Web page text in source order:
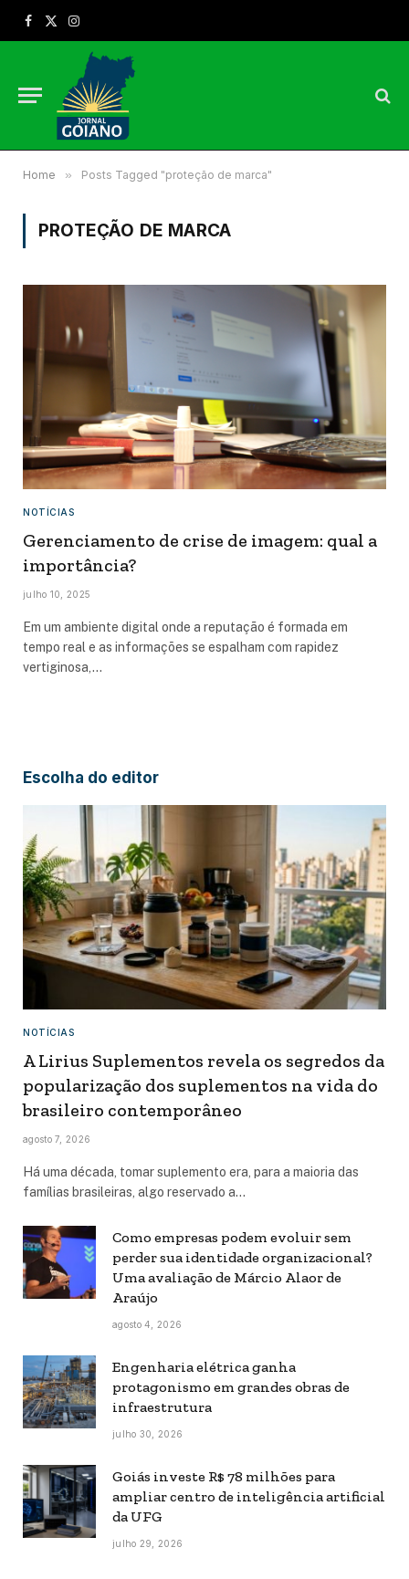
Facebook
X
Instagram
Home » Posts Tagged "proteção de marca"
PROTEÇÃO DE MARCA
NOTÍCIAS
Gerenciamento de crise de imagem: qual a
importância?
julho 10, 2025
Em um ambiente digital onde a reputação é formada em
tempo real e as informações se espalham com rapidez
vertiginosa,…
Escolha do editor
NOTÍCIAS
A Lirius Suplementos revela os segredos da
popularização dos suplementos na vida do
brasileiro contemporâneo
agosto 7, 2026
Há uma década, tomar suplemento era, para a maioria das
famílias brasileiras, algo reservado a…
Como empresas podem evoluir sem
perder sua identidade organizacional?
Uma avaliação de Márcio Alaor de
Araújo
agosto 4, 2026
Engenharia elétrica ganha
protagonismo em grandes obras de
infraestrutura
julho 30, 2026
Goiás investe R$ 78 milhões para
ampliar centro de inteligência artificial
da UFG
julho 29, 2026